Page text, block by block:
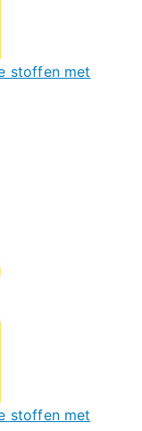
stoffen met
stoffen met